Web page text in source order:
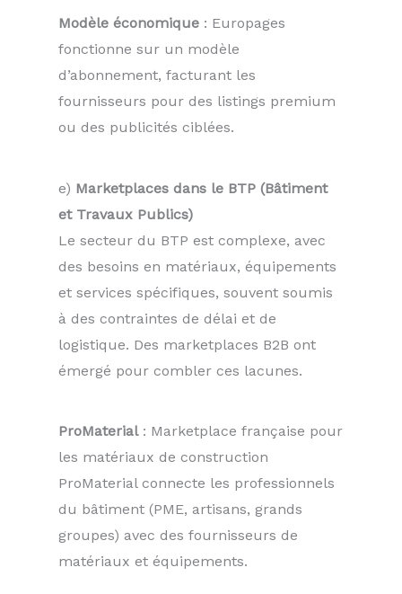
Modèle économique : Europages
fonctionne sur un modèle
d’abonnement, facturant les
fournisseurs pour des listings premium
ou des publicités ciblées.
e) Marketplaces dans le BTP (Bâtiment
et Travaux Publics)
Le secteur du BTP est complexe, avec
des besoins en matériaux, équipements
et services spécifiques, souvent soumis
à des contraintes de délai et de
logistique. Des marketplaces B2B ont
émergé pour combler ces lacunes.
ProMaterial: Marketplace française pour
les matériaux de construction
ProMaterial connecte les professionnels
du bâtiment (PME, artisans, grands
groupes) avec des fournisseurs de
matériaux et équipements.